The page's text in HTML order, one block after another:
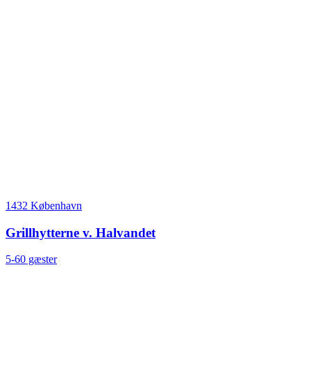
1432 København
Grillhytterne v. Halvandet
5-60 gæster